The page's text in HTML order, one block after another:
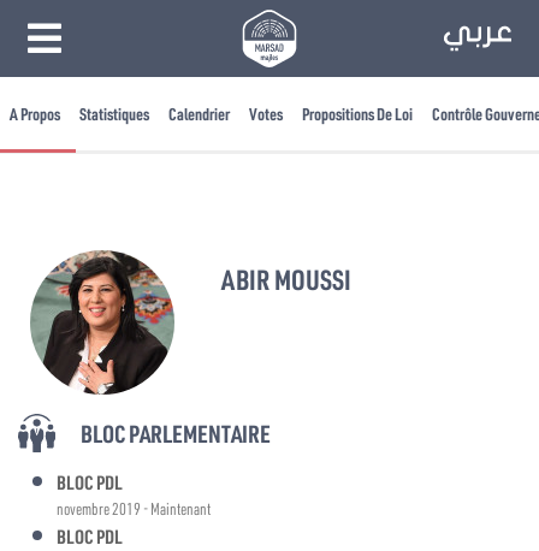
A Propos Statistiques Calendrier Votes Propositions De Loi Contrôle
ABIR MOUSSI
BLOC PARLEMENTAIRE
BLOC PDL
novembre 2019 - Maintenant
BLOC PDL